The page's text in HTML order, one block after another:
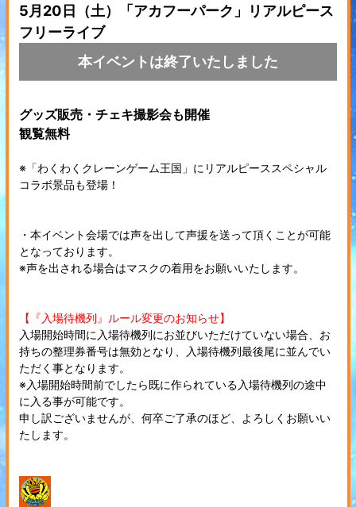
5月20日（土）「アカフーパーク」リアルピース
フリーライブ
本イベントは終了いたしました
グッズ販売・チェキ撮影会も開催
観覧無料
※「わくわくクレーンゲーム王国」にリアルピーススペシャル
コラボ景品も登場！
・本イベント会場では声を出して声援を送って頂くことが可能
となっております。
※声を出される場合はマスクの着用をお願いいたします。
【『入場待機列』ルール変更のお知らせ】
入場開始時間に入場待機列にお並びいただけていない場合、お
持ちの整理券番号は無効となり、入場待機列最後尾に並んでい
ただく事となります。
※入場開始時間前でしたら既に作られている入場待機列の途中
に入る事が可能です。
申し訳ございませんが、何卒ご了承のほど、よろしくお願いい
たします。